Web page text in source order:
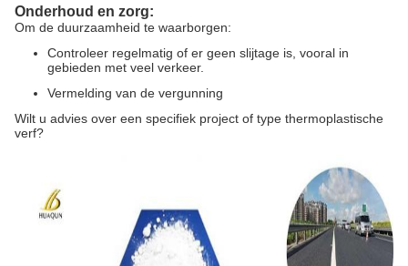
Onderhoud en zorg:
Om de duurzaamheid te waarborgen:
Controleer regelmatig of er geen slijtage is, vooral in
gebieden met veel verkeer.
Vermelding van de vergunning
Wilt u advies over een specifiek project of type thermoplastische
verf?